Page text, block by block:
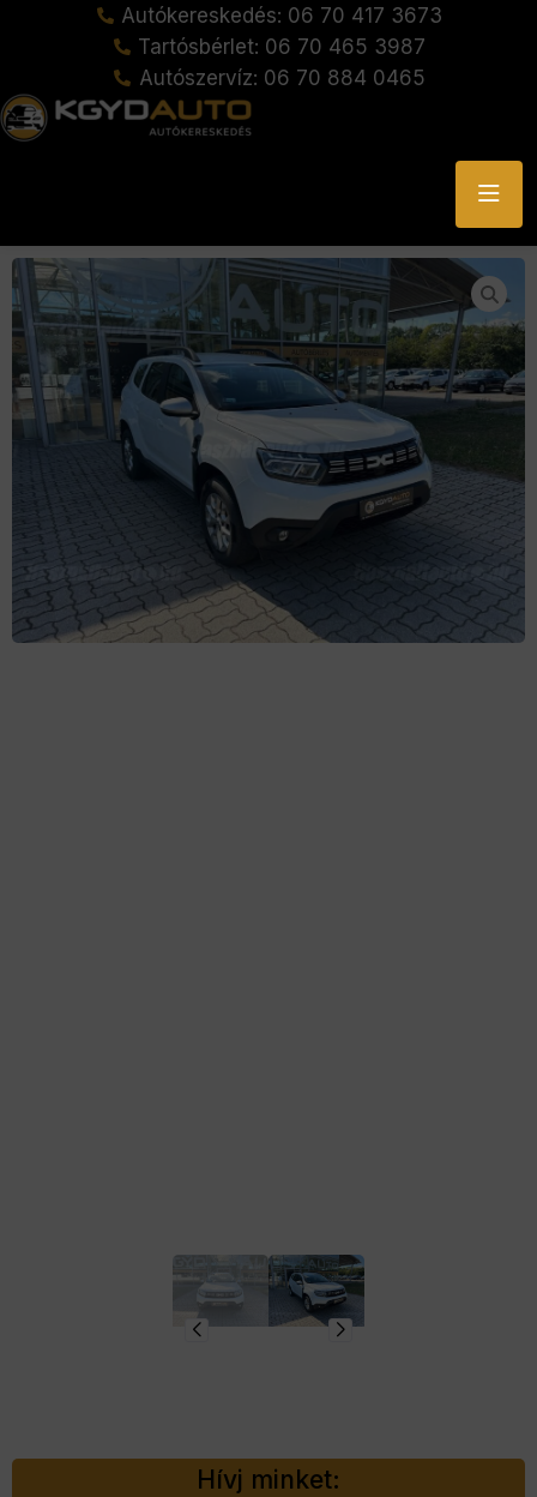
Autókereskedés: 06 70 417 3673
Tartósbérlet: 06 70 465 3987
Autószervíz: 06 70 884 0465
Hívj minket: